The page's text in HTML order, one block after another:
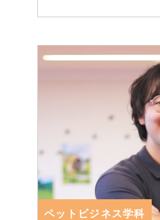
ペットビジネス学科